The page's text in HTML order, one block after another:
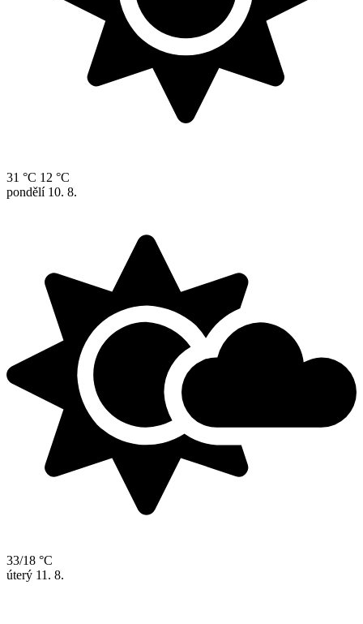
31 °C 12 °C
pondělí 10. 8.
33/18 °C
úterý 11. 8.